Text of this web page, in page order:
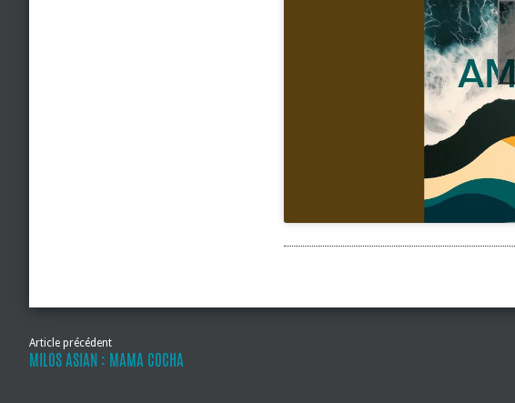
Article précédent
MILOS ASIAN : MAMA COCHA